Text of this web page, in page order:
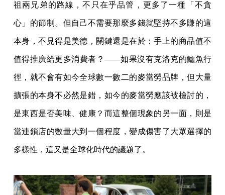
祖兩兄弟的路線，不只在乎品管，更多了一種「不貪
心」的節制。但自己不需要那麼多錢就堅持不多賺的這
本身，不見得是美德，關鍵還是在於：手上的商品值不
值得推廣給更多消費者？——如果沒有克洛克的鱷魚行
徑，就不會有如今全球數一數二的麥當勞品牌，但大量
擴張的本身不必然是錯，如今的麥當勞應該被檢討的，
是東西是否美味、健康？而這整個現象的另一面，則是
當連鎖店的數量大到一個程度，變成傷害了大眾選擇的
多樣性，這又是全球化時代的議題了。